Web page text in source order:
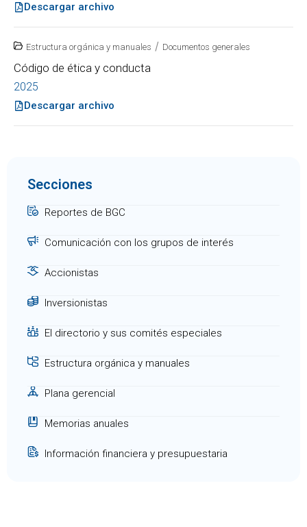
Descargar archivo
Estructura orgánica y manuales / Documentos generales
Código de ética y conducta
2025
Descargar archivo
Secciones
Reportes de BGC
Comunicación con los grupos de interés
Accionistas
Inversionistas
El directorio y sus comités especiales
Estructura orgánica y manuales
Plana gerencial
Memorias anuales
Información financiera y presupuestaria